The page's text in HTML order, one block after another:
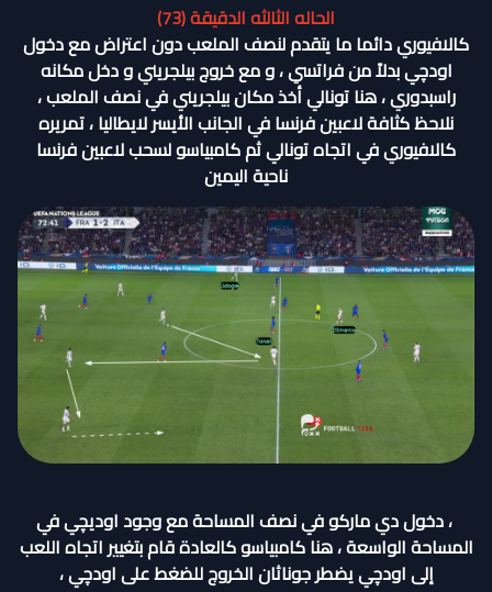
الحاله الثالثه الدقيقة (73)
كالافيوري دائما ما يتقدم لنصف الملعب دون اعتراض مع دخول
اودچي بدلاً من فراتسي ، و مع خروج بيلجريني و دخل مكانه
راسبدوري ، هنا تونالي أخذ مكان بيلجريني في نصف الملعب ،
نلاحظ كثافة لاعبين فرنسا في الجانب الأيسر لايطاليا ، تمريره
كالافيوري في اتجاه تونالي ثم كامبياسو لسحب لاعبين فرنسا
ناحية اليمين
، دخول دي ماركو في نصف المساحة مع وجود اوديچي في
المساحة الواسعة ، هنا كامبياسو كالعادة قام بتغيير اتجاه اللعب
إلى اودچي يضطر جوناثان الخروج للضغط على اودچي ،